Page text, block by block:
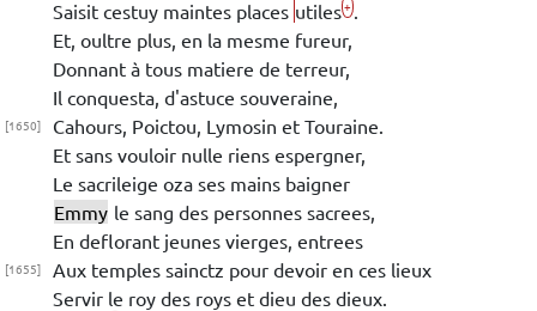
Saisit cestuy maintes places utiles+
Et, oultre plus, en la mesme fureur,
Donnant à tous matiere de terreur,
Il conquesta, d'astuce souveraine,
[1650] Cahours Poictou Lymosin et Touraine
Et sans vouloir nulle riens espergner,
Le sacrileige oza ses mains baigner
Emmy le sang des personnes sacrees,
En deflorant jeunes vierges, entrees
[1655] Aux temples sainctz pour devoir en ces lieux
Servir le roy des roys et dieu des dieux